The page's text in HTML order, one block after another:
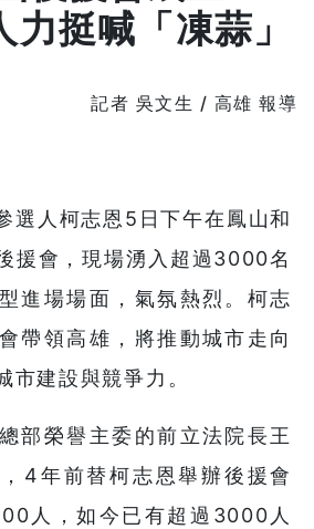
挺喊「凍蒜」
記者 吳文生 / 高雄 報導
選人柯志恩5日下午在鳳山和
援會，現場湧入超過3000名
進場場面，氣氛熱烈。柯志
帶領高雄，將推動城市走向
市建設與競爭力。
部榮譽主委的前立法院長王
4年前替柯志恩舉辦後援會
人，如今已有超過3000人